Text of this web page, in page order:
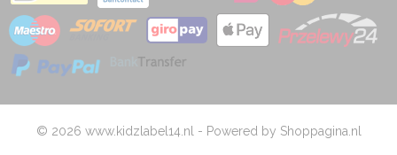
© 2026 www.kidzlabel14.nl - Powered by Shoppagina.nl